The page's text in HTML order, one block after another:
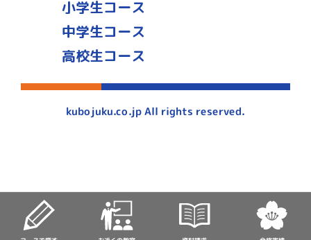
小学生コース
中学生コース
高校生コース
kubojuku.co.jp All rights reserved.